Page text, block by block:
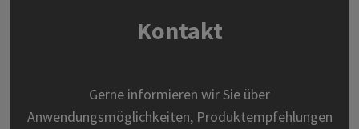
Kontakt
Gerne informieren wir Sie über
Anwendungsmöglichkeiten, Produktempfehlungen